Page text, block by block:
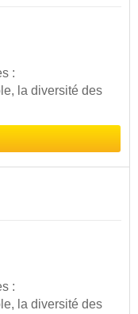
:
la diversité des
:
la diversité des